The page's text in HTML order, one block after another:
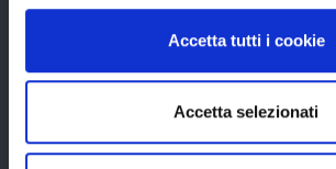
Accetta tutti i cookie
Accetta selezionati
Aree tematiche